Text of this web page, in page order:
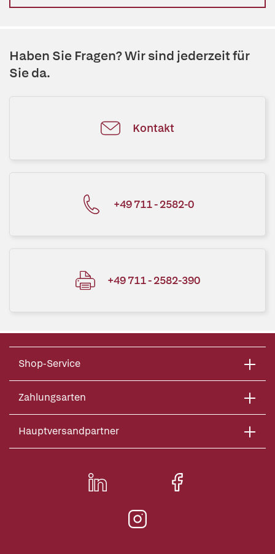
Haben Sie Fragen? Wir sind jederzeit für
Sie da.
Kontakt
+49 711 - 2582-0
+49 711 - 2582-390
Shop-Service
Zahlungsarten
Hauptversandpartner